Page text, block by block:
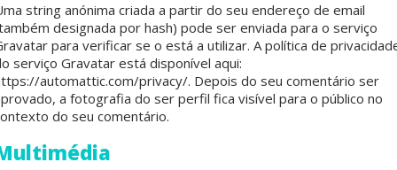
string anónima criada a partir do seu endereço de email
designada por hash) pode ser enviada para o serviço
para verificar se o está a utilizar. A política de
serviço Gravatar está disponível aqui:
automattic.com/privacy/. Depois do seu comentário ser
a fotografia do ser perfil fica visível para o público no
do seu comentário.